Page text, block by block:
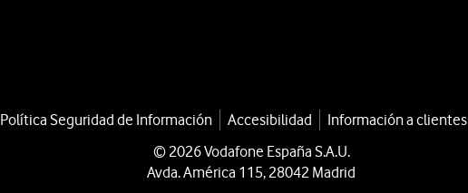
Política Seguridad de Información Accesibilidad Información a clientes
© 2026 Vodafone España S.A.U.
Avda. América 115, 28042 Madrid